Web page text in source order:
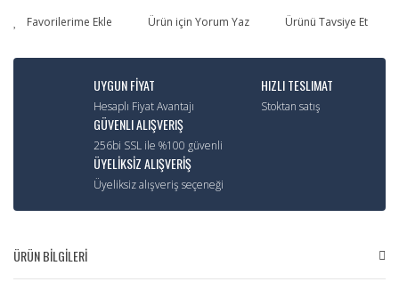
Ürün için Yorum Yaz Ürünü Tavsiye Et
UYGUN FİYAT
Hesaplı Fiyat Avantajı
HIZLI TESLIMAT
Stoktan satış
GÜVENLI ALIŞVERIŞ
256bi SSL ile %100 güvenli
ÜYELİKSİZ ALIŞVERİŞ
Üyeliksiz alışveriş seçeneği
ÜRÜN BİLGİLERİ